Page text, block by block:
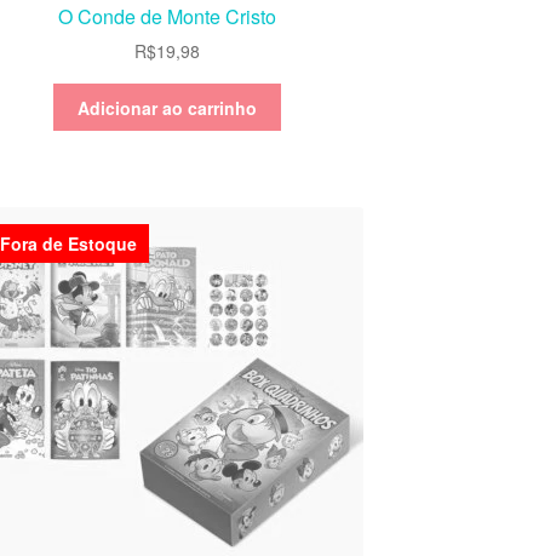
O Conde de Monte Cristo
R$19,98
Adicionar ao carrinho
Fora de Estoque